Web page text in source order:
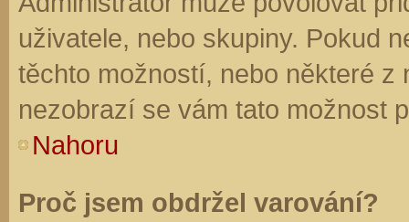
uživatele, nebo skupiny. Pokud
těchto možností, nebo některé z
nezobrazí se vám tato možnost
Nahoru
Proč jsem obdržel varování?